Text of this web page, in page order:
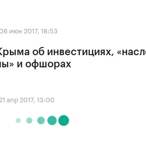
06 июн 2017, 18:53
об инвестициях,
и офшорах
21 апр 2017, 13:00